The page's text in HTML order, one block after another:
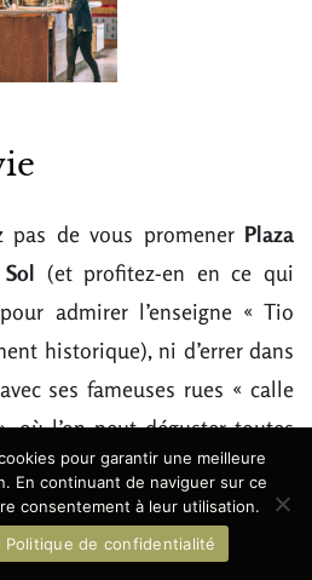
pas de vous promener Plaza
(et profitez-en en ce qui
admirer l’enseigne « Tio
historique), ni d’errer dans
ses fameuses rues « calle
où l’on peut déguster toutes
des pintxos, ces tapas
sommestant habitués
à
pour garantir une meilleure
En continuant de naviguer sur ce
consentement à leur utilisation.
Politique de confidentialité